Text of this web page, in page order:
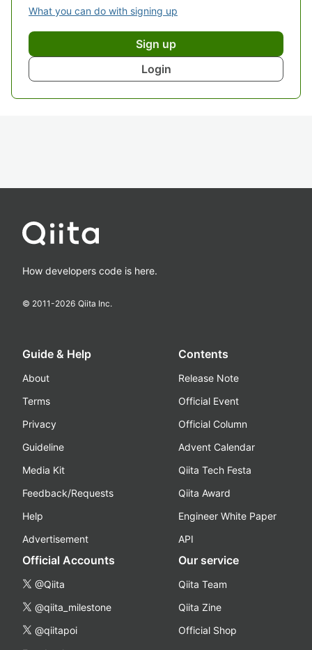
What you can do with signing up
Sign up
Login
How developers code is here.
© 2011-2026 Qiita Inc.
Guide & Help
About
Terms
Privacy
Guideline
Media Kit
Feedback/Requests
Help
Advertisement
Contents
Release Note
Official Event
Official Column
Advent Calendar
Qiita Tech Festa
Qiita Award
Engineer White Paper
API
Official Accounts
@Qiita
@qiita_milestone
@qiitapoi
Our service
Qiita Team
Qiita Zine
Official Shop